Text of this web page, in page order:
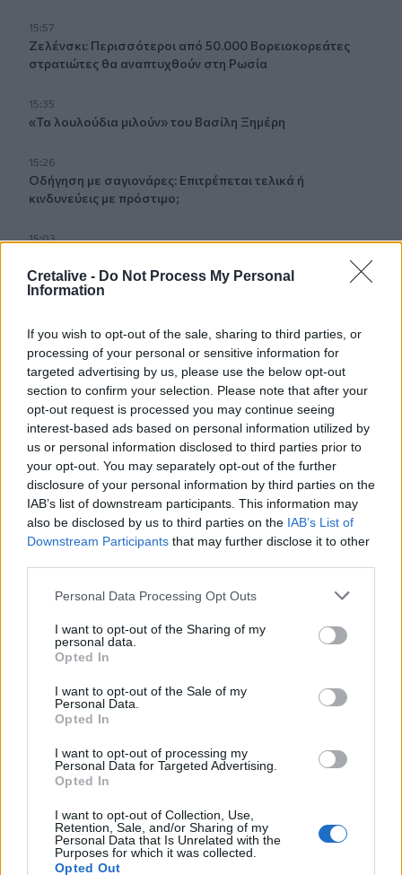
Cretalive - Do Not Process My Personal
Information
If you wish to opt-out of the sale, sharing to third parties, or
processing of your personal or sensitive information for
targeted advertising by us, please use the below opt-out
section to confirm your selection. Please note that after your
opt-out request is processed you may continue seeing
interest-based ads based on personal information utilized by
us or personal information disclosed to third parties prior to
your opt-out. You may separately opt-out of the further
disclosure of your personal information by third parties on the
IAB’s list of downstream participants. This information may
also be disclosed by us to third parties on the IAB’s List of
Downstream Participants that may further disclose it to other
Personal Data Processing Opt Outs
I want to opt-out of the Sharing of my
personal data.
Opted In
I want to opt-out of the Sale of my
Personal Data.
Opted In
I want to opt-out of processing my
Personal Data for Targeted Advertising.
Opted In
I want to opt-out of Collection, Use,
Retention, Sale, and/or Sharing of my
Personal Data that Is Unrelated with the
Purposes for which it was collected.
Opted Out
15:57
Ζελένσκι: Περισσότεροι από 50.000 Βορειοκορεάτες
στρατιώτες θα αναπτυχθούν στη Ρωσία
15:35
«Τα λουλούδια μιλούν» του Βασίλη Ξημέρη
15:26
Οδήγηση με σαγιονάρες: Επιτρέπεται τελικά ή
κινδυνεύεις με πρόστιμο;
15:03
Δεκέμβριο του 2025 οι καταθέσεις φυσικών προσώπων
αυξήθηκαν από 106,4 δισ. ευρώ σε 148,7 δισ. ευρώ
14:58
Η Ελληνική Ολυμπιακή Επιτροπή ξεκινά τον καθαρισμό
των μαρμάρων του Παναθηναϊκού Σταδίου
14:45
POS και ταμειακές: βαριά πρόστιμα για όσους δε
συμμορφώνονται
14:39
To Moonlight Serenade στο καφέ του Αρχαιολογικού
Μουσείου Χανίων
Άντριου: Μυστικό σχέδιο για βασιλική κηδεία όταν
Κρήτη: Και την Δευτέρα (10/08) πολύ υψηλός ο κίνδυνος
πυρκαγιάς